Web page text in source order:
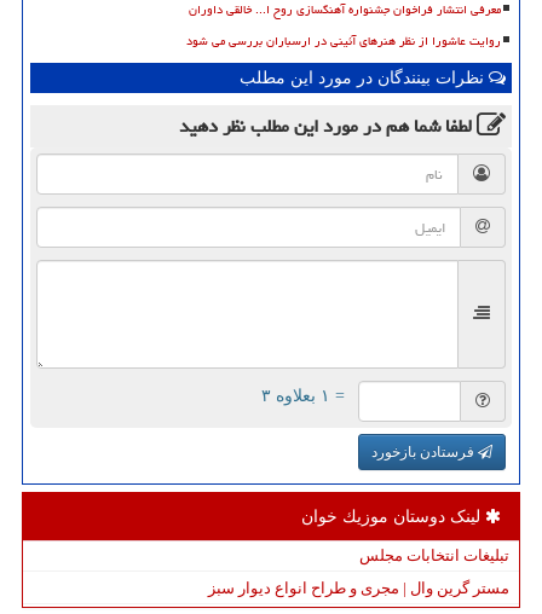
معرفی انتشار فراخوان جشنواره آهنگسازی روح ا... خالقی داوران
روایت عاشورا از نظر هنرهای آئینی در ارسباران بررسی می شود
نظرات بینندگان در مورد این مطلب
لطفا شما همدر مورد این مطلبنظر دهید
= ۱ بعلاوه ۳
فرستادن بازخورد
لینک دوستان موزیك خوان
تبلیغات انتخابات مجلس
مستر گرین وال | مجری و طراح انواع دیوار سبز